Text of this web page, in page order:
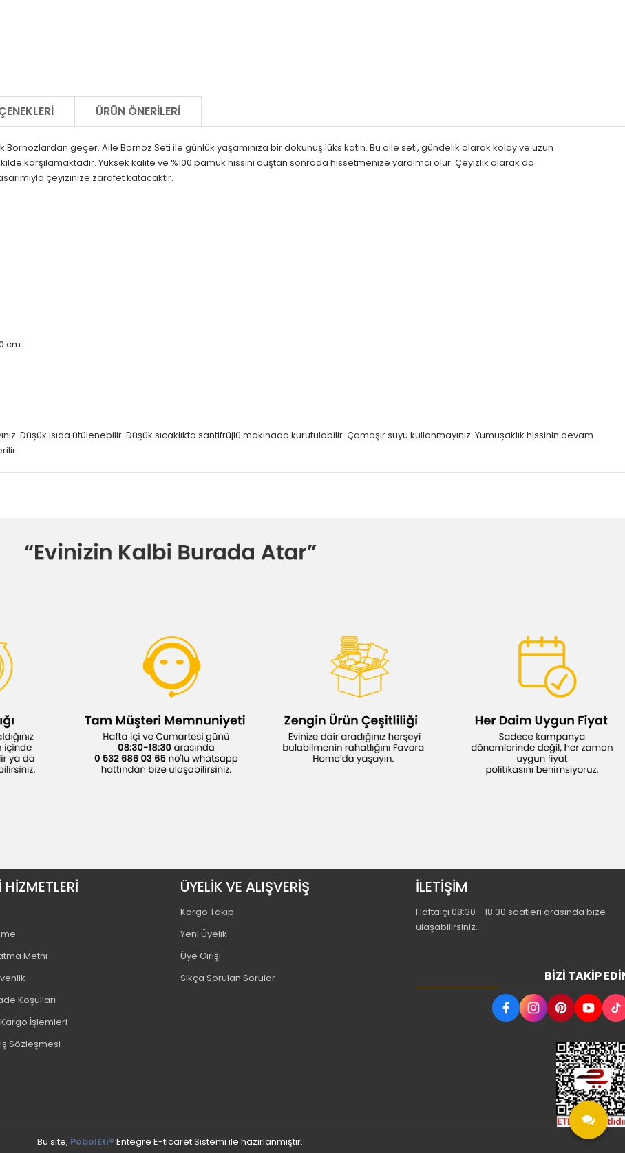
ÜRÜN ÖNERILERI
geçer. Aile Bornoz Seti ile günlük yaşamınıza bir dokunuş lüks katın. Bu aile seti, gündelik olarak kolay ve uzun
karşılamaktadır. Yüksek kalite ve %100 pamuk hissini duştan sonrada hissetmenize yardımcı olur. Çeyizlik olarak da
çeyizinize zarafet katacaktır.
cm
Düşük ısıda ütülenebilir. Düşük sıcaklıkta santifrüjlü makinada kurutulabilir. Çamaşır suyu kullanmayınız. Yumuşaklık hissinin devam
HİZMETLERİ
Metni
Koşulları
İşlemleri
Sözleşmesi
ÜYELİK VE ALIŞVERİŞ
Kargo Takip
Yeni Üyelik
Üye Girişi
Sıkça Sorulan Sorular
İLETİŞİM
Haftaiçi 08:30 - 18:30 saatleri arasında bize
ulaşabilirsiniz.
BIZI TAKIP
Bu site, PobolEti® Entegre E-ticaret Sistemi ile hazırlanmıştır.